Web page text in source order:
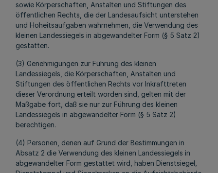
sowie Körperschaften, Anstalten und Stiftungen des
öffentlichen Rechts, die der Landesaufsicht unterstehen
und Hoheitsaufgaben wahrnehmen, die Verwendung des
kleinen Landessiegels in abgewandelter Form (§ 5 Satz 2)
gestatten.
(3) Genehmigungen zur Führung des kleinen
Landessiegels, die Körperschaften, Anstalten und
Stiftungen des öffentlichen Rechts vor Inkrafttreten
dieser Verordnung erteilt worden sind, gelten mit der
Maßgabe fort, daß sie nur zur Führung des kleinen
Landessiegels in abgewandelter Form (§ 5 Satz 2)
berechtigen.
(4) Personen, denen auf Grund der Bestimmungen in
Absatz 2 die Verwendung des kleinen Landessiegels in
abgewandelter Form gestattet wird, haben Dienstsiegel,